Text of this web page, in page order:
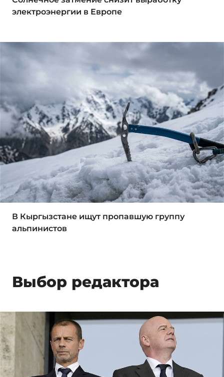
электроэнергии в Европе
В Кыргызстане ищут пропавшую группу
альпинистов
Выбор редактора